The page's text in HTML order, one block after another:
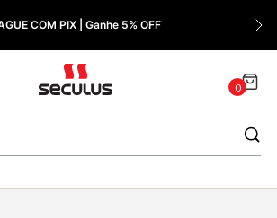
COM PIX | Ganhe 5% OFF
0